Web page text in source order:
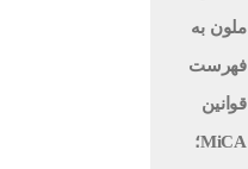
ملون به
فهرست
قوانین
MiCA؛